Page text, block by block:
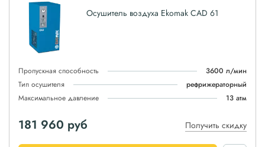
Осушитель воздуха Ekomak CAD 61
Пропускная способность
3600 л/мин
Тип осушителя
рефрижераторный
Максимальное давление
13 атм
181 960 руб Получить скидку